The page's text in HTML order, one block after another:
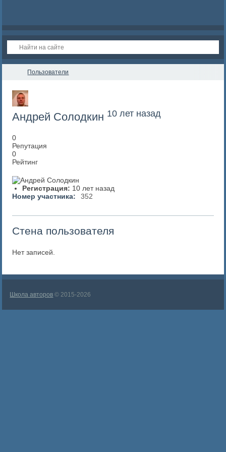
Пользователи
Андрей Солодкин 10 лет назад
0
Репутация
0
Рейтинг
Регистрация: 10 лет назад
Номер участника:
352
Стена пользователя
Нет записей.
Школа авторов © 2015-2026